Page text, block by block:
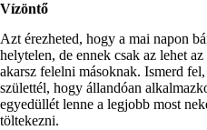
Vízöntő
Azt érezheted, hogy a mai napon
helytelen, de ennek csak az lehet
akarsz felelni másoknak. Ismerd
születtél, hogy állandóan
egyedüllét lenne a legjobb most
töltekezni.